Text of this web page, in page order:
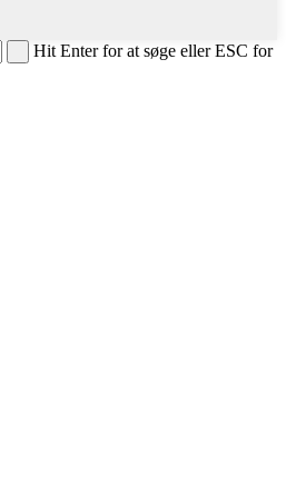
Hit Enter for at søge eller ESC for